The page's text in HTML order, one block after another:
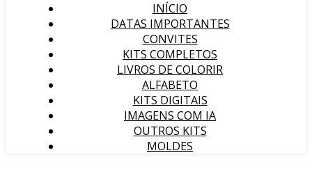
INÍCIO
DATAS IMPORTANTES
CONVITES
KITS COMPLETOS
LIVROS DE COLORIR
ALFABETO
KITS DIGITAIS
IMAGENS COM IA
OUTROS KITS
MOLDES